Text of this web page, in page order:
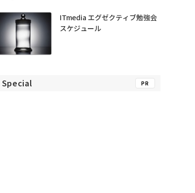
ITmedia エグゼクティブ勉強会
スケジュール
Special PR